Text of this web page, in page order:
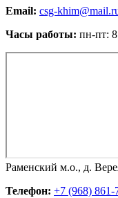
Email: csg-
Часы работы: пн-пт:
Раменский м.о., д.
Телефон: +7 (968) 861-